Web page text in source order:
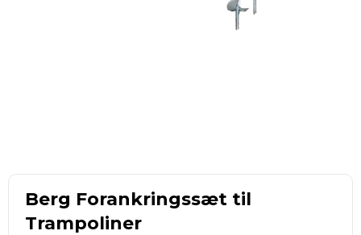
Berg Forankringssæt til
Trampoliner